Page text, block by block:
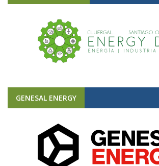
GENESAL ENERGY